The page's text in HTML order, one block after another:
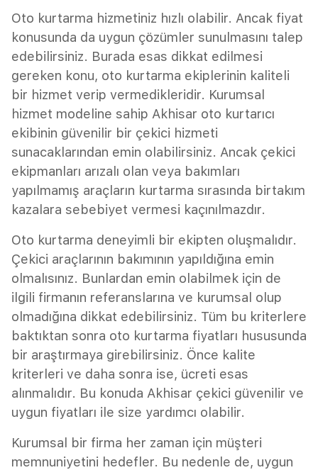
Oto kurtarma hizmetiniz hızlı olabilir. Ancak fiyat
konusunda da uygun çözümler sunulmasını talep
edebilirsiniz. Burada esas dikkat edilmesi
gereken konu, oto kurtarma ekiplerinin kaliteli
bir hizmet verip vermedikleridir. Kurumsal
hizmet modeline sahip Akhisar oto kurtarıcı
ekibinin güvenilir bir çekici hizmeti
sunacaklarından emin olabilirsiniz. Ancak çekici
ekipmanları arızalı olan veya bakımları
yapılmamış araçların kurtarma sırasında birtakım
kazalara sebebiyet vermesi kaçınılmazdır.
Oto kurtarma deneyimli bir ekipten oluşmalıdır.
Çekici araçlarının bakımının yapıldığına emin
olmalısınız. Bunlardan emin olabilmek için de
ilgili firmanın referanslarına ve kurumsal olup
olmadığına dikkat edebilirsiniz. Tüm bu kriterlere
baktıktan sonra oto kurtarma fiyatları hususunda
bir araştırmaya girebilirsiniz. Önce kalite
kriterleri ve daha sonra ise, ücreti esas
alınmalıdır. Bu konuda Akhisar çekici güvenilir ve
uygun fiyatları ile size yardımcı olabilir.
Kurumsal bir firma her zaman için müşteri
memnuniyetini hedefler. Bu nedenle de, uygun